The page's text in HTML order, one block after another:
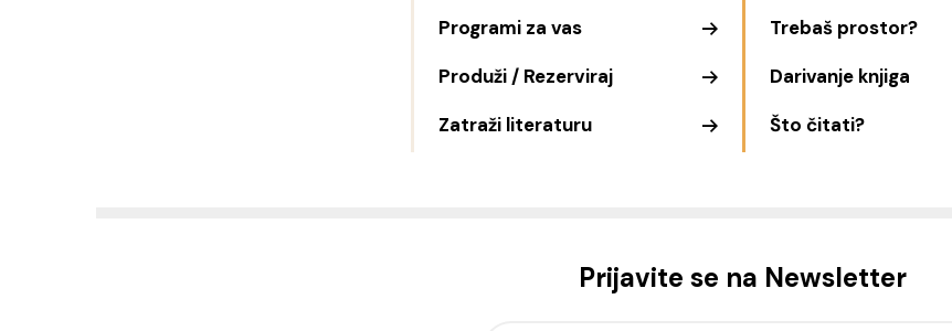
Programi za vas
Produži / Rezerviraj
Zatraži literaturu
Trebaš prostor?
Darivanje knjiga
Što čitati?
Prijavite se na Newsletter